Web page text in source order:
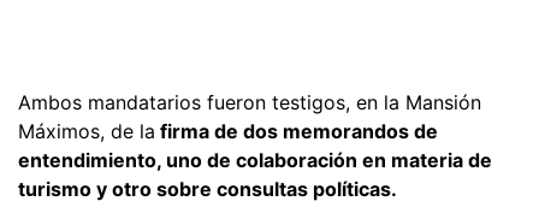
Ambos mandatarios fueron testigos, en la Mansión
Máximos, de la firma de dos memorandos de
entendimiento, uno de colaboración en materia de
turismo y otro sobre consultas políticas.